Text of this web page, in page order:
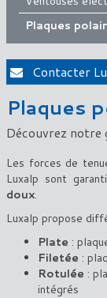
Plaques
Contacter
Plaques
Découvrez notre
Les forces de
Luxalp sont
doux.
Luxalp propose
Plate :
Filetée :
Rotulée :
intégrés